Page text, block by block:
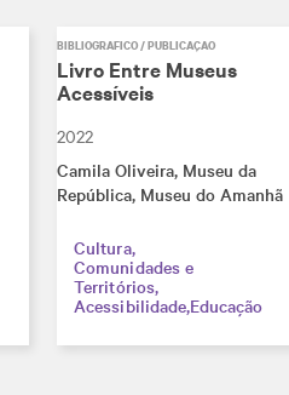
BIBLIOGRÁFICO / PUBLICAÇÃO
Livro Entre Museus
Acessíveis
2022
Camila Oliveira, Museu da
República, Museu do Amanhã
Cultura
Comunidades e
Territórios
AcessibilidadeEducação